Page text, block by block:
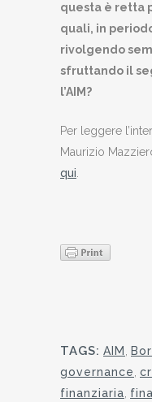
questa è retta
quali, in
rivolgendo
sfruttando il
l’AIM?
Per leggere
Maurizio
qui.
TAGS: AIM ,
governance,
finanziaria,